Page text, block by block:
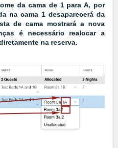
da cama de 1 para A, por
na cama 1 desaparecerá da
de cama mostrará a nova
é necessário realocar a
na reserva.